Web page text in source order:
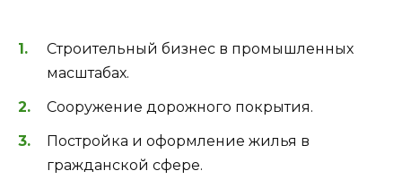
Строительный бизнес в промышленных
масштабах.
Сооружение дорожного покрытия.
Постройка и оформление жилья в
гражданской сфере.